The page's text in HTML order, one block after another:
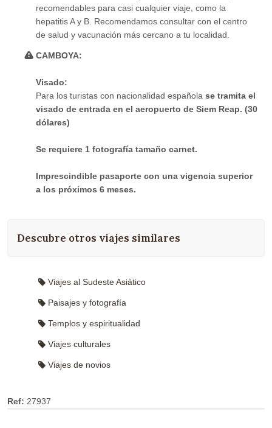
recomendables para casi cualquier viaje, como la
hepatitis A y B. Recomendamos consultar con el centro
de salud y vacunación más cercano a tu localidad.
CAMBOYA:
Visado:
Para los turistas con nacionalidad española se tramita el
visado de entrada en el aeropuerto de Siem Reap. (30
dólares)
Se requiere 1 fotografía tamaño carnet.
Imprescindible pasaporte con una vigencia superior
a los próximos 6 meses.
Descubre otros viajes similares
Viajes al Sudeste Asiático
Paisajes y fotografía
Templos y espiritualidad
Viajes culturales
Viajes de novios
Ref: 27937